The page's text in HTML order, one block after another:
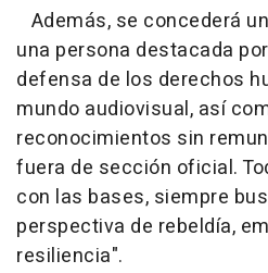
Además, se concederá
una persona destacada
defensa de los derechos
mundo audiovisual, así
reconocimientos sin
fuera de sección oficial.
con las bases, siempre
perspectiva de rebeldía,
resiliencia".